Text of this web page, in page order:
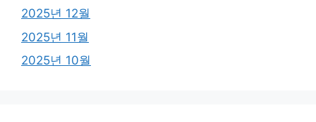
2025년 12월
2025년 11월
2025년 10월